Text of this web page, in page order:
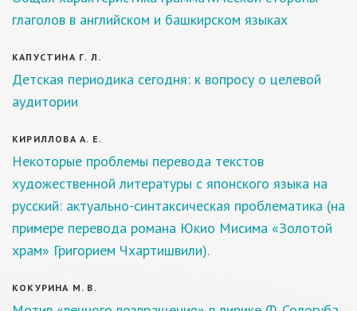
глаголов в английском и башкирском языках
КАПУСТИНА Г. Л.
Детская периодика сегодня: к вопросу о целевой
аудитории
КИРИЛЛОВА А. Е.
Некоторые проблемы перевода текстов
художественной литературы с японского языка на
русский: актуально-синтаксическая проблематика (на
примере перевода романа Юкио Мисима «Золотой
храм» Григорием Чхартишвили).
КОКУРИНА М. В.